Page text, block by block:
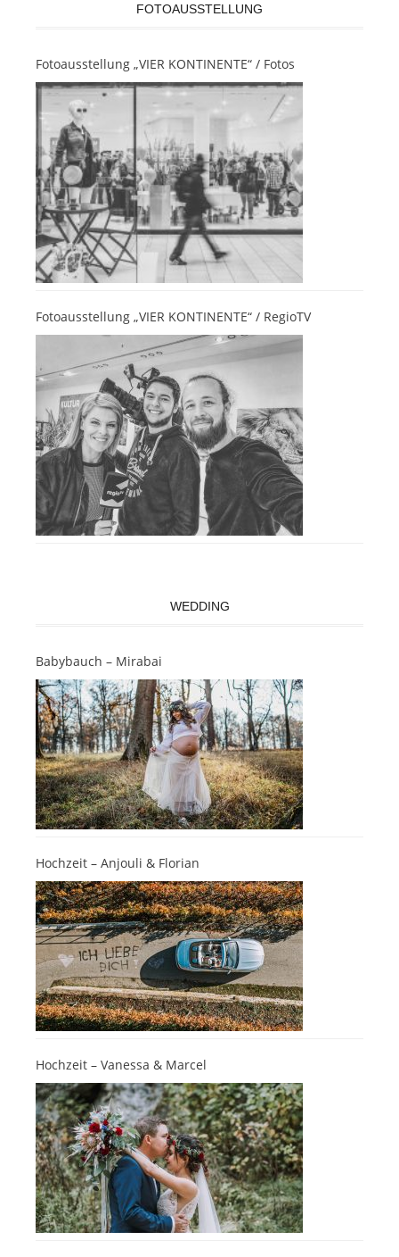
FOTOAUSSTELLUNG
Fotoausstellung „VIER KONTINENTE“ / Fotos
Fotoausstellung „VIER KONTINENTE“ / RegioTV
WEDDING
Babybauch – Mirabai
Hochzeit – Anjouli & Florian
Hochzeit – Vanessa & Marcel